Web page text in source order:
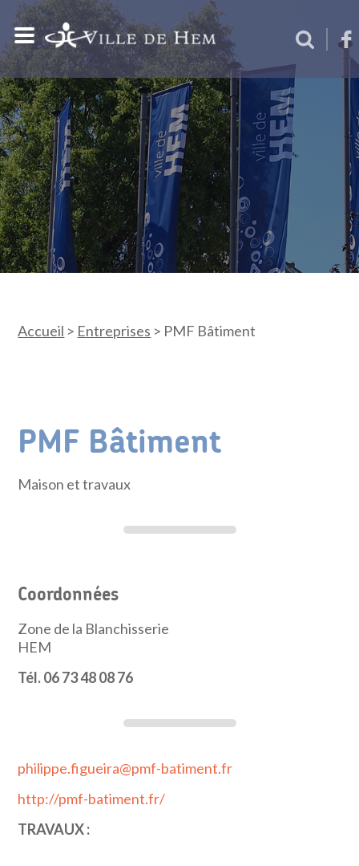
Accueil > Entreprises > PMF Bâtiment
PMF Bâtiment
Maison et travaux
Coordonnées
Zone de la Blanchisserie
HEM
Tél. 06 73 48 08 76
philippe.figueira@pmf-batiment.fr
http://pmf-batiment.fr/
TRAVAUX :